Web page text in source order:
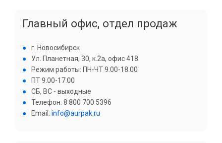
Главный офис, отдел продаж
г. Новосибирск
Ул. Планетная, 30, к.2а, офис 418
Режим работы: ПН-ЧТ 9.00-18.00
ПТ 9.00-17.00
СБ, ВС - выходные
Телефон: 8 800 700 5396
Email: info@aurpak.ru